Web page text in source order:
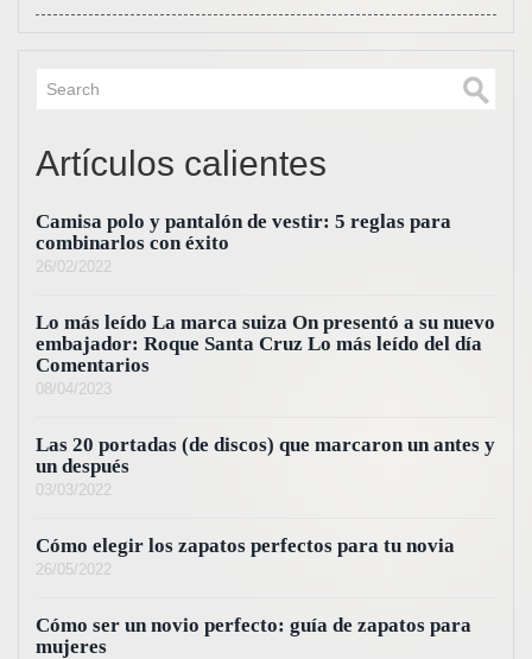
Artículos calientes
Camisa polo y pantalón de vestir: 5 reglas para
combinarlos con éxito
26/02/2022
Lo más leído La marca suiza On presentó a su nuevo
embajador: Roque Santa Cruz Lo más leído del día
Comentarios
08/04/2023
Las 20 portadas (de discos) que marcaron un antes y
un después
03/03/2022
Cómo elegir los zapatos perfectos para tu novia
26/05/2022
Cómo ser un novio perfecto: guía de zapatos para
mujeres